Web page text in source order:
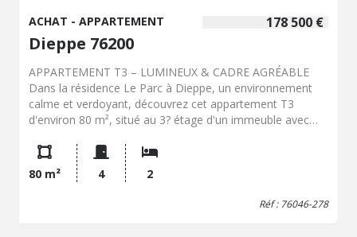
178 500 €
ACHAT - APPARTEMENT
Dieppe 76200
APPARTEMENT T3 – LUMINEUX & CADRE AGRÉABLE
Dans la résidence Le Parc à Dieppe, un environnement
calme et verdoyant, découvrez cet appartement T3
d'environ 80 m², situé au 3? étage d'un immeuble avec
fonctionnel, idéal pour une résidence principale comme
secondaire. Se trouvant à moins d'un kilomètre du centre-
ville et de la plage. Ce bien bénéficie d'un emplacement
pratique, à proximité immédiate des écoles, des
80 m² 4 2
Réf : 76046-278